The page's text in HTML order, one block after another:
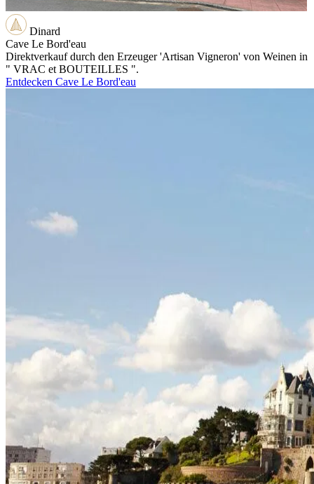
Dinard
Cave Le Bord'eau
Direktverkauf durch den Erzeuger 'Artisan Vigneron' von Weinen in
" VRAC et BOUTEILLES ".
Entdecken Cave Le Bord'eau